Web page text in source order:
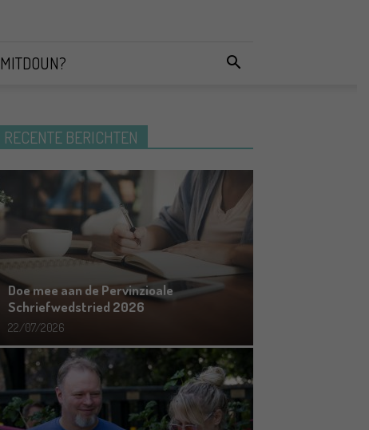
MITDOUN?
RECENTE BERICHTEN
Doe mee aan de Pervinzioale
Schriefwedstried 2026
22/07/2026